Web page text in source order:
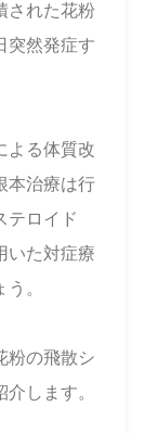
された花粉
突然発症す
よる体質改
本治療は行
テロイド
いた対症療
。
粉の飛散シ
します。